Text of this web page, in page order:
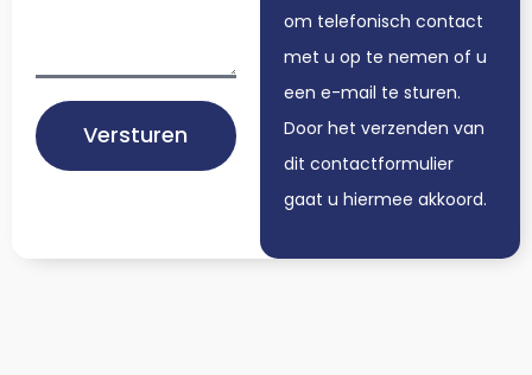
Versturen
om telefonisch contact
met u op te nemen of u
een e-mail te sturen.
Door het verzenden van
dit contactformulier
gaat u hiermee akkoord.